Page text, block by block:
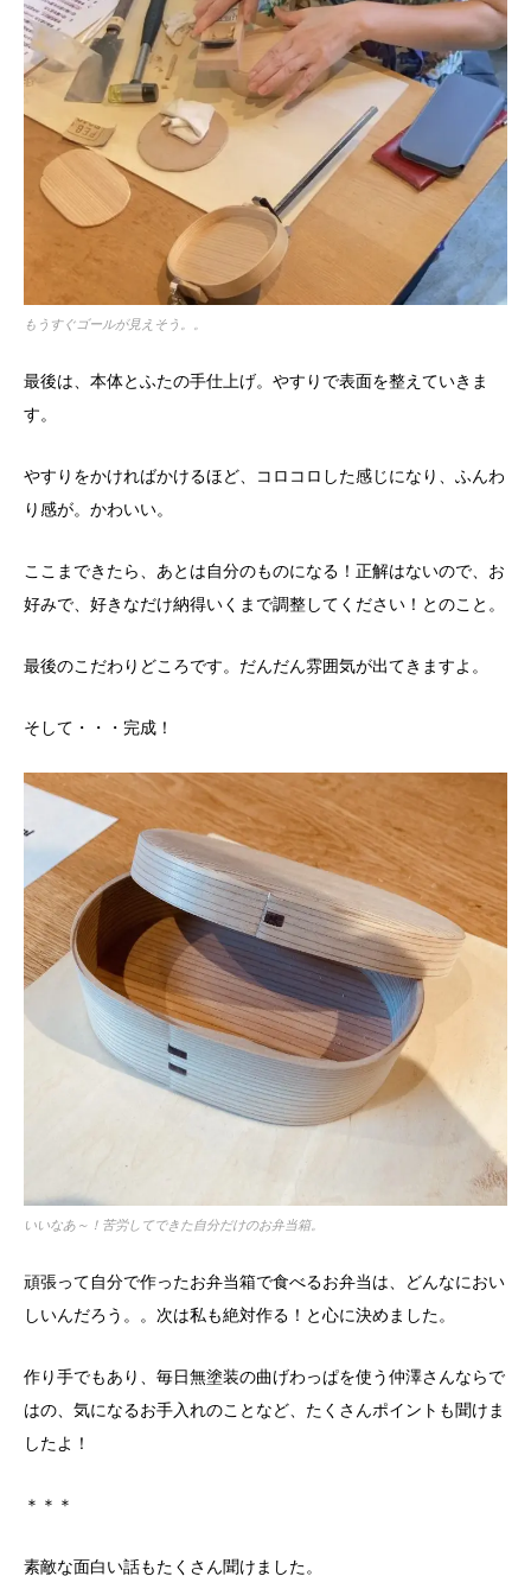
もうすぐゴールが見えそう。。
最後は、本体とふたの手仕上げ。やすりで表面を整えていきま
す。
やすりをかければかけるほど、コロコロした感じになり、ふんわ
り感が。かわいい。
ここまできたら、あとは自分のものになる！正解はないので、お
好みで、好きなだけ納得いくまで調整してください！とのこと。
最後のこだわりどころです。だんだん雰囲気が出てきますよ。
そして・・・完成！
いいなあ～！苦労してできた自分だけのお弁当箱。
頑張って自分で作ったお弁当箱で食べるお弁当は、どんなにおい
しいんだろう。。次は私も絶対作る！と心に決めました。
作り手でもあり、毎日無塗装の曲げわっぱを使う仲澤さんならで
はの、気になるお手入れのことなど、たくさんポイントも聞けま
したよ！
＊＊＊
素敵な面白い話もたくさん聞けました。